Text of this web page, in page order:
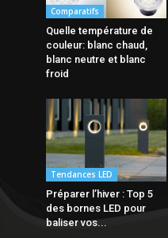
Comparatifs
Quelle température de
couleur: blanc chaud,
blanc neutre et blanc
froid
Tendances LED
Préparer l’hiver : Top 5
des bornes LED pour
baliser vos...